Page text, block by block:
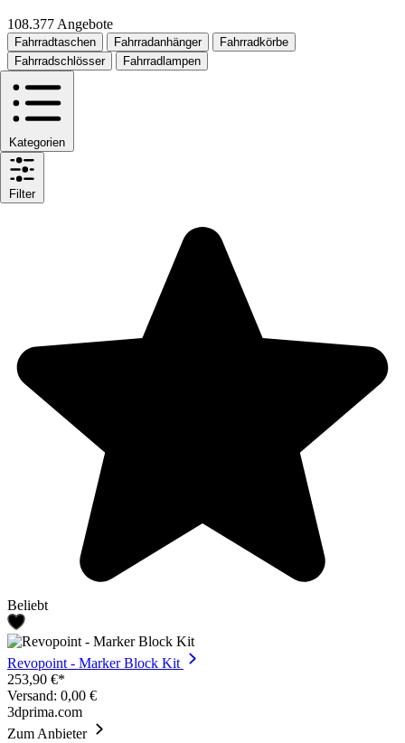
108.377 Angebote
Fahrradtaschen Fahrradanhänger
Fahrradkörbe
Fahrradschlösser
Fahrradlampen
Kategorien
Filter
Beliebt
Revopoint - Marker Block Kit
253,90 €*
Versand: 0,00 €
3dprima.com
Zum Anbieter